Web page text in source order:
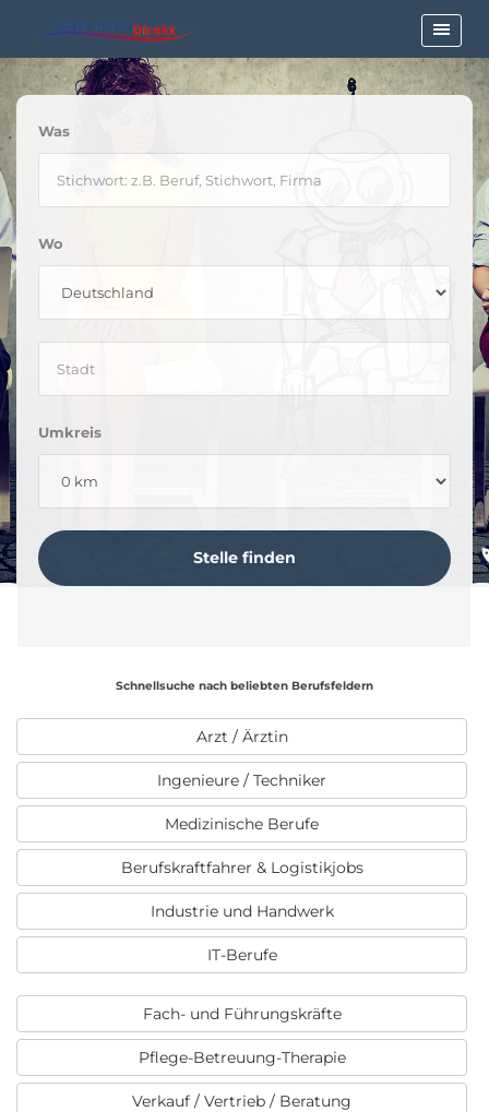
Was
Wo
Umkreis
Schnellsuche nach beliebten Berufsfeldern
Arzt / Ärztin
Ingenieure / Techniker
Medizinische Berufe
Berufskraftfahrer & Logistikjobs
Industrie und Handwerk
IT-Berufe
Fach- und Führungskräfte
Pflege-Betreuung-Therapie
Verkauf / Vertrieb / Beratung